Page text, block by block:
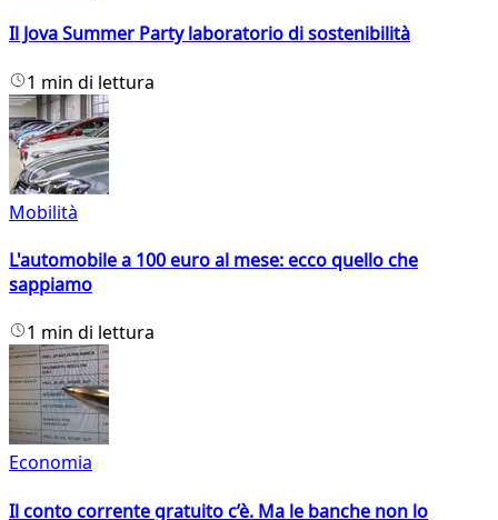
Il Jova Summer Party laboratorio di sostenibilità
1 min di lettura
Mobilità
L'automobile a 100 euro al mese: ecco quello che
sappiamo
1 min di lettura
Economia
Il conto corrente gratuito c’è. Ma le banche non lo